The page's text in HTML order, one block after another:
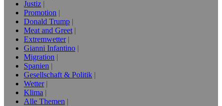
Justiz
Promotion
Donald Trump
Meat and Greet
Extremwetter
Gianni Infantino
Migration
Spanien
Gesellschaft & Politik
Wetter
Klima
Alle Themen